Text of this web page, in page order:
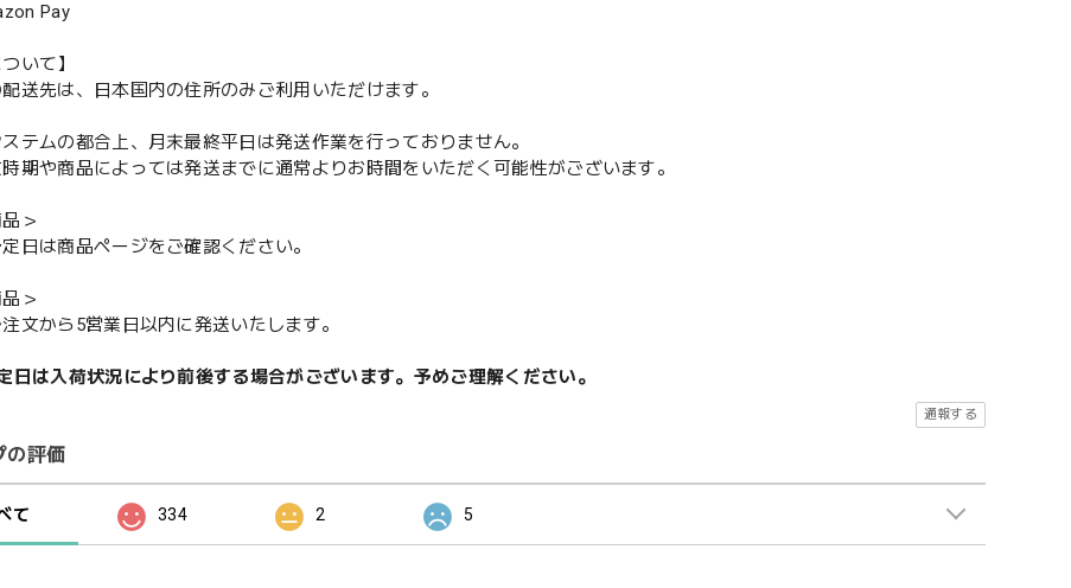
Pay
いて】
配送先は、日本国内の住所のみご利用いただけます。
テムの都合上、月末最終平日は発送作業を行っておりません。
期や商品によっては発送までに通常よりお時間をいただく可能性がございます。
＞
定日は商品ページをご確認ください。
＞
注文から5営業日以内に発送いたします。
日は入荷状況により前後する場合がございます。予めご理解ください。
通報する
の評価
て 334 2 5